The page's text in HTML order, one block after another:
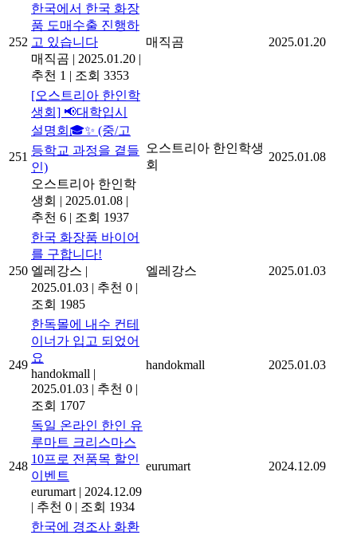
252
한국에서 한국 화장
품 도매수출 진행하
고 있습니다
매직곰 | 2025.01.20 |
추천 1 | 조회 3353
매직곰 2025.01.20
251
[오스트리아 한인학
생회] 📢대학입시
설명회🎓✨ (중/고
등학교 과정을 곁들
인)
오스트리아 한인학
생회 | 2025.01.08 |
추천 6 | 조회 1937
오스트리아 한인학생
회
2025.01.08
250
한국 화장품 바이어
를 구합니다!
엘레강스 |
2025.01.03 | 추천 0 |
조회 1985
엘레강스 2025.01.03
249
한독몰에 내수 컨테
이너가 입고 되었어
요
handokmall |
2025.01.03 | 추천 0 |
조회 1707
handokmall 2025.01.03
248
독일 온라인 한인 유
루마트 크리스마스
10프로 전품목 할인
이벤트
eurumart | 2024.12.09
| 추천 0 | 조회 1934
eurumart 2024.12.09
한국에 경조사 화환